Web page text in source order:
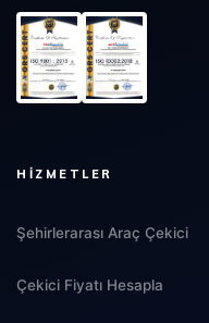
HIZMETLER
Şehirlerarası Araç Çekici
Çekici Fiyatı Hesapla